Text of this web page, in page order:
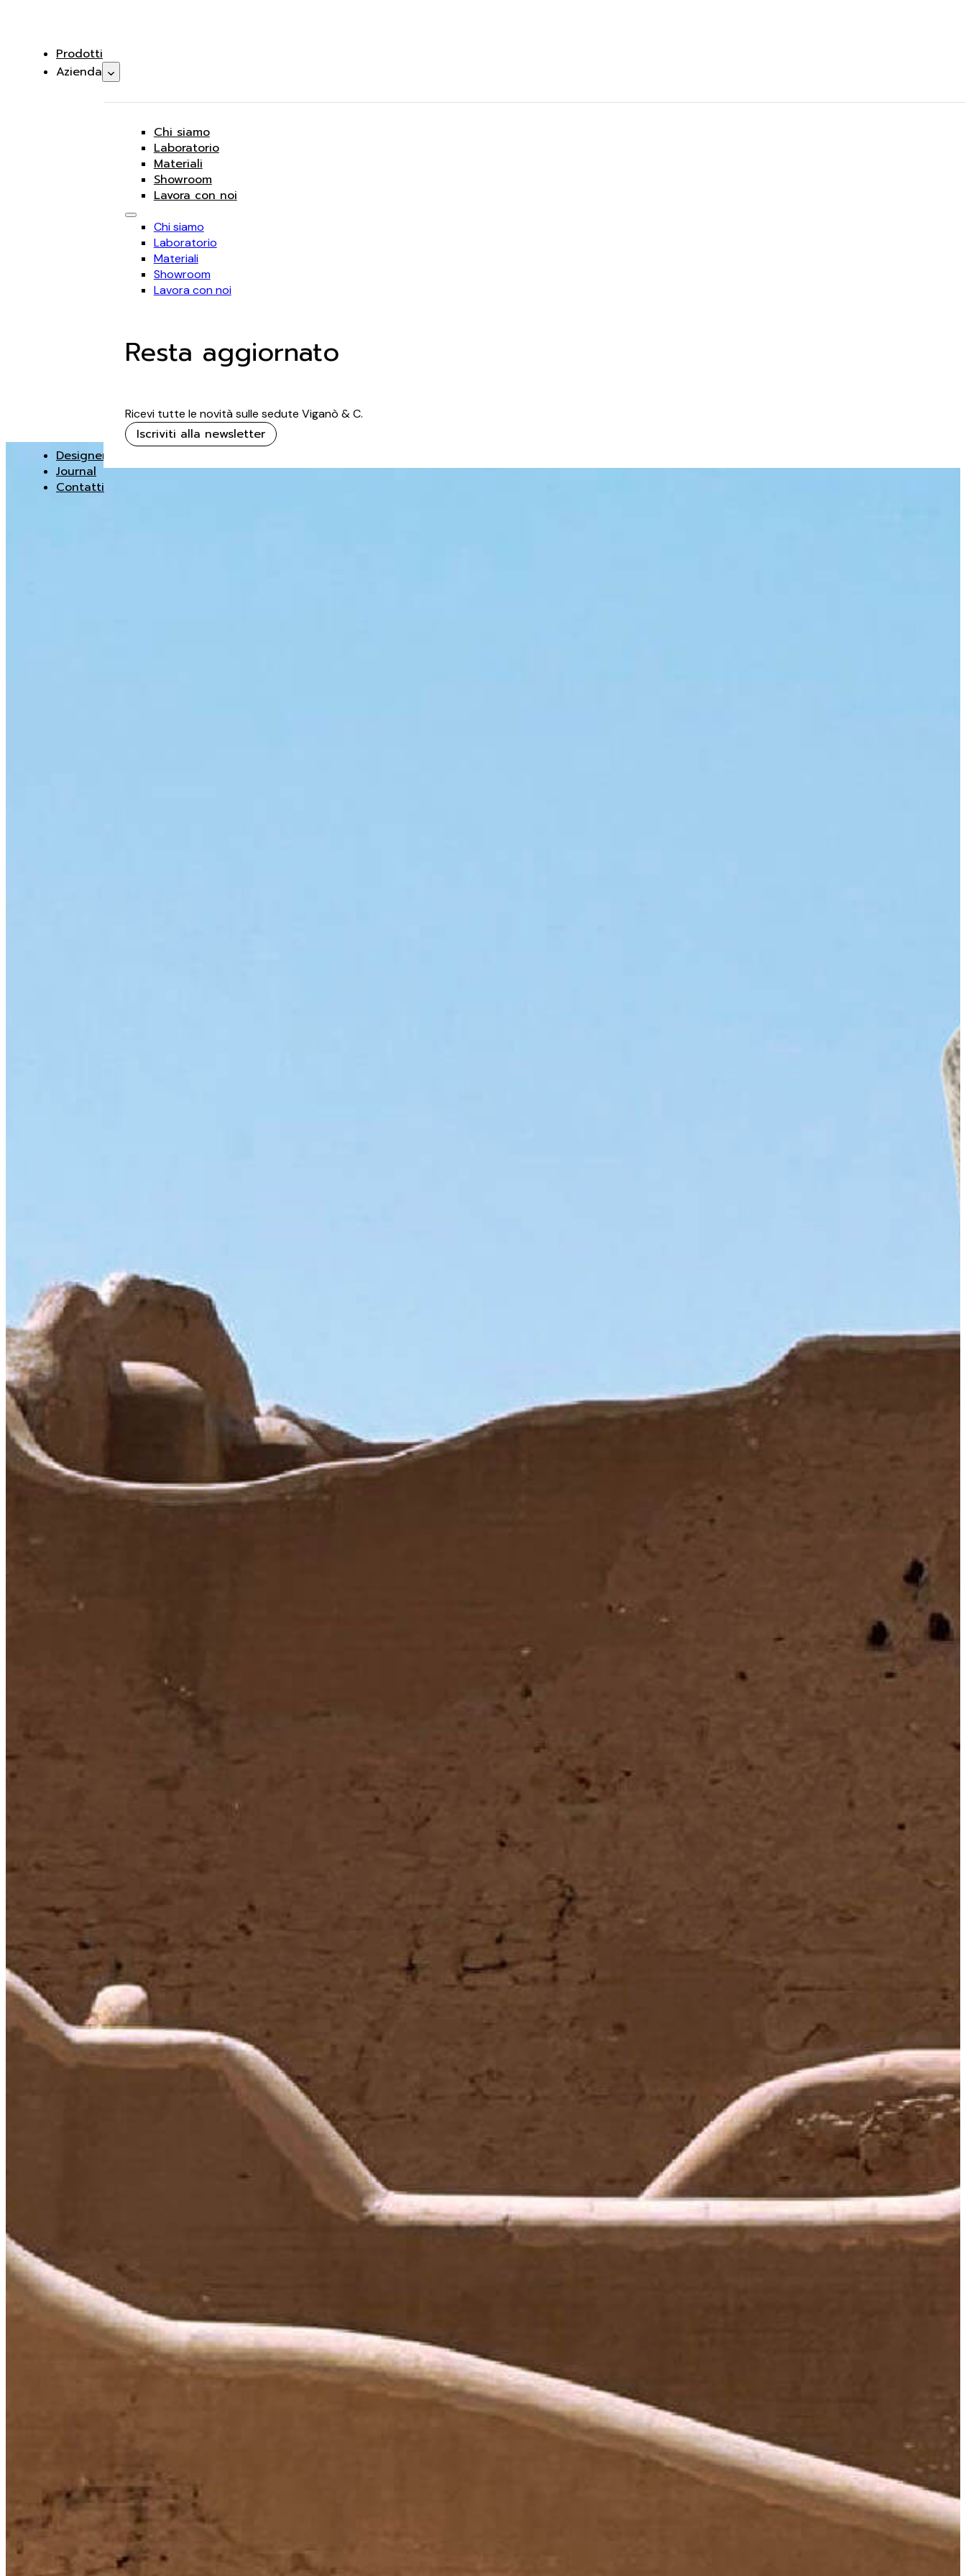
Prodotti
Azienda
Chi siamo
Laboratorio
Materiali
Showroom
Lavora con noi
Chi siamo
Laboratorio
Materiali
Showroom
Lavora con noi
Resta aggiornato
Ricevi tutte le novità sulle sedute Viganò & C.
Iscriviti alla newsletter
Designer
Journal
Contatti